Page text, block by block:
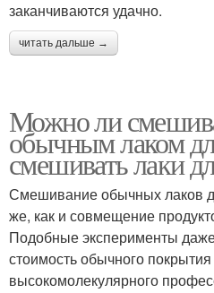
заканчиваются удачно.
читать дальше →
Можно ли
обычным лаком
смешивать лаки
Смешивание обычных лаков
же, как и совмещение
Подобные эксперименты
стоимость обычного
высокомолекулярного